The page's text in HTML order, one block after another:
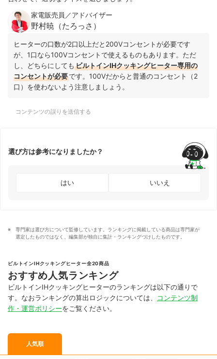
家電販売員／アドバイザー
野村暁（たろっさ）
ヒーターの口数が2口以上だと200Vコンセントが必要です
が、1口なら100Vコンセントで使えるものもあります。ただ
し、どちらにしても ビルトインIHクッキングヒーター専用の
コンセントが必要です。100Vだからと普通のコンセント（2
口）を使わないよう注意しましょう。
コンテンツの誤りを送信する
選び方は参考になりましたか？
はい いいえ
専門家は選び方について監修しています。ランキングに掲載している商品は専門家が
選定したものではなく、編集部が独自に集計・ランキングづけしたものです。
ビルトインIHクッキングヒーター全20商品
おすすめ人気ランキング
ビルトインIHクッキングヒーターのランキングは以下の通りで
す。なおランキングの算出ロジックについては、
コンテンツ制
作・運営ポリシーをご覧ください。
人気順